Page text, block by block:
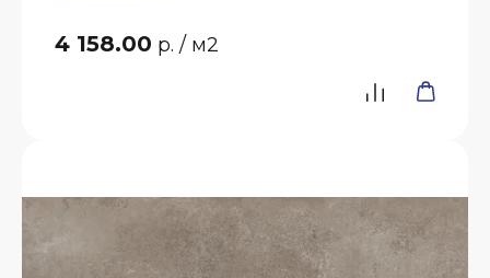
4 158.00 р. / м2